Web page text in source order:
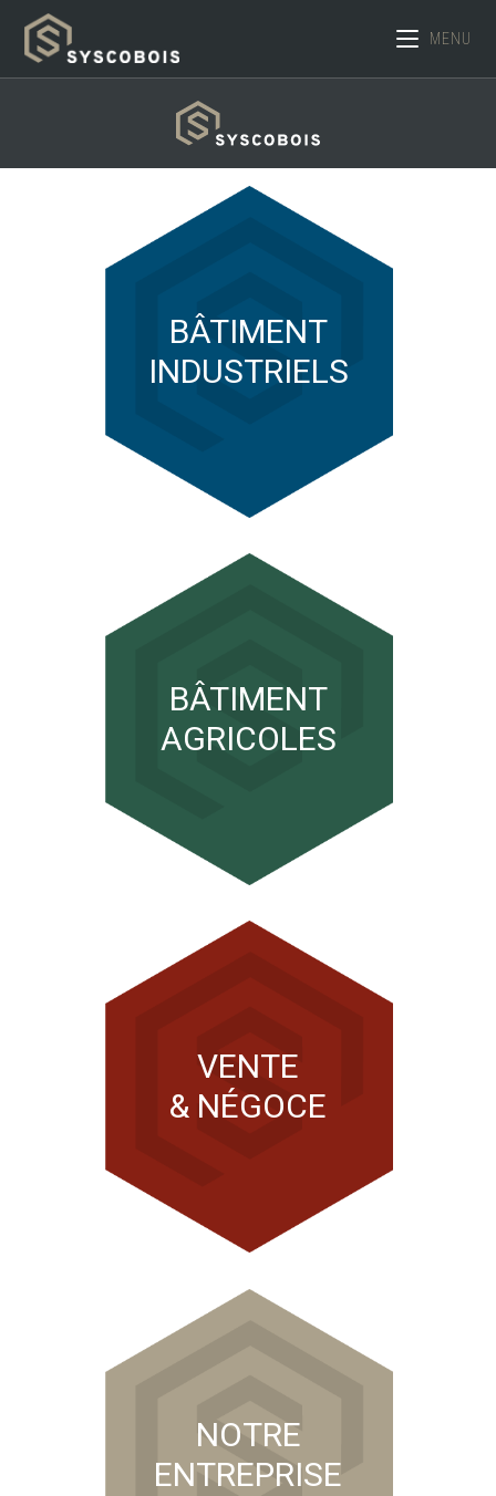
MENU
BÂTIMENT
INDUSTRIELS
BÂTIMENT
AGRICOLES
VENTE
& NÉGOCE
NOTRE
ENTREPRISE